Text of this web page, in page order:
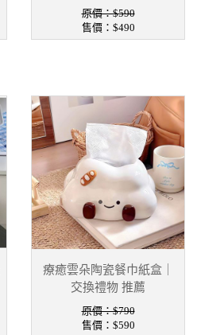
原價：$590
售價： $490
療癒雲朵陶瓷餐巾紙盒｜
交換禮物 推薦
原價：$790
售價： $590